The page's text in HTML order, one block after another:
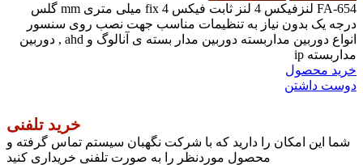
FA-654 لنزفیکس 4 لنز ثابت فیکس fix 4 میلی متری mm گلس
درجه یک بدون نیاز به تنظیمات مناسب جهت نصب روی سنسور
انواع دوربین مداربسته دوربین مدار بسته ی آنالوگ و ahd , دوربین
مداربسته ip
خرید محصول
دوست داشتن
خرید تلفنی
شما این امکان را دارید که با شرکت نگهبان سیستم تماس گرفته و
محصول موردنظر را به صورت تلفنی خریداری کنید